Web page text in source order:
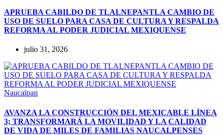
APRUEBA CABILDO DE TLALNEPANTLA CAMBIO DE
USO DE SUELO PARA CASA DE CULTURA Y RESPALDA
REFORMA AL PODER JUDICIAL MEXIQUENSE
julio 31, 2026
Naucalpan
AVANZA LA CONSTRUCCIÓN DEL MEXICABLE LÍNEA
3; TRANSFORMARÁ LA MOVILIDAD Y LA CALIDAD
DE VIDA DE MILES DE FAMILIAS NAUCALPENSES